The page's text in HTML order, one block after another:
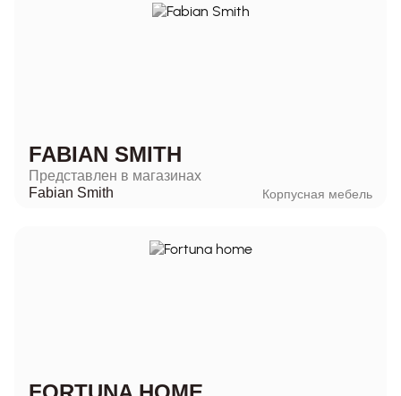
FABIAN SMITH
Представлен в магазинах
Fabian Smith
Корпусная мебель